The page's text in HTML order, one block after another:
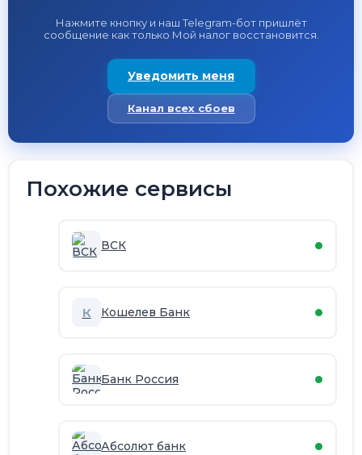
Нажмите кнопку и наш Telegram-бот пришлёт
сообщение как только Мой налог восстановится.
Уведомить меня
Канал всех сбоев
Похожие сервисы
ВСК
К Кошелев Банк
Банк Россия
Абсолют банк